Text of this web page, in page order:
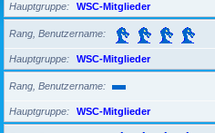
Hauptgruppe WSC-Mitglieder
Rang, Benutzername
Hauptgruppe WSC-Mitglieder
Rang, Benutzername
Hauptgruppe WSC-Mitglieder